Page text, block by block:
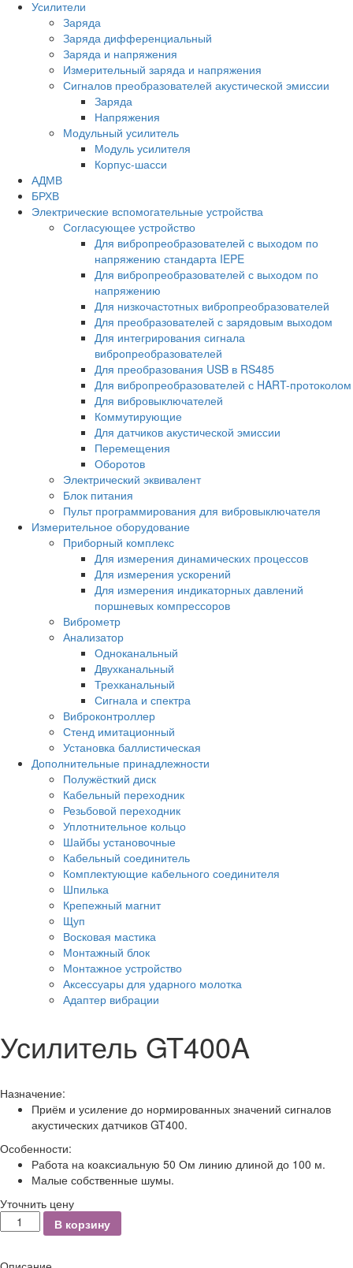
Усилители
Заряда
Заряда дифференциальный
Заряда и напряжения
Измерительный заряда и напряжения
Сигналов преобразователей акустической эмиссии
Заряда
Напряжения
Модульный усилитель
Модуль усилителя
Корпус-шасси
АДМВ
БРХВ
Электрические вспомогательные устройства
Согласующее устройство
Для вибропреобразователей с выходом по
напряжению стандарта IEPE
Для вибропреобразователей с выходом по
напряжению
Для низкочастотных вибропреобразователей
Для преобразователей с зарядовым выходом
Для интегрирования сигнала
вибропреобразователей
Для преобразования USB в RS485
Для вибропреобразователей с HART-протоколом
Для вибровыключателей
Коммутирующие
Для датчиков акустической эмиссии
Перемещения
Оборотов
Электрический эквивалент
Блок питания
Пульт программирования для вибровыключателя
Измерительное оборудование
Приборный комплекс
Для измерения динамических процессов
Для измерения ускорений
Для измерения индикаторных давлений
поршневых компрессоров
Виброметр
Анализатор
Одноканальный
Двухканальный
Трехканальный
Сигнала и спектра
Виброконтроллер
Стенд имитационный
Установка баллистическая
Дополнительные принадлежности
Полужёсткий диск
Кабельный переходник
Резьбовой переходник
Уплотнительное кольцо
Шайбы установочные
Кабельный соединитель
Комплектующие кабельного соединителя
Шпилька
Крепежный магнит
Щуп
Восковая мастика
Монтажный блок
Монтажное устройство
Аксессуары для ударного молотка
Адаптер вибрации
Усилитель GT400A
Назначение:
Приём и усиление до нормированных значений сигналов
акустических датчиков GT400.
Особенности:
Работа на коаксиальную 50 Ом линию длиной до 100 м.
Малые собственные шумы.
Уточнить цену
КоличествоВ корзину